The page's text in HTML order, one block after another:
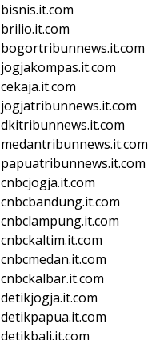
bisnis.it.com
brilio.it.com
bogortribunnews.it.com
jogjakompas.it.com
cekaja.it.com
jogjatribunnews.it.com
dkitribunnews.it.com
medantribunnews.it.com
papuatribunnews.it.com
cnbcjogja.it.com
cnbcbandung.it.com
cnbclampung.it.com
cnbckaltim.it.com
cnbcmedan.it.com
cnbckalbar.it.com
detikjogja.it.com
detikpapua.it.com
detikbali.it.com